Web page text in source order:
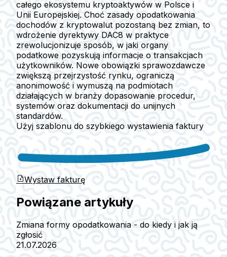
całego ekosystemu kryptoaktywów w Polsce i
Unii Europejskiej. Choć zasady opodatkowania
dochodów z kryptowalut pozostaną bez zmian, to
wdrożenie dyrektywy DAC8 w praktyce
zrewolucjonizuje sposób, w jaki organy
podatkowe pozyskują informacje o transakcjach
użytkowników. Nowe obowiązki sprawozdawcze
zwiększą przejrzystość rynku, ograniczą
anonimowość i wymuszą na podmiotach
działających w branży dopasowanie procedur,
systemów oraz dokumentacji do unijnych
standardów.
Użyj szablonu do szybkiego wystawienia faktury
Wystaw fakturę
Powiązane artykuły
Zmiana formy opodatkowania - do kiedy i jak ją
zgłosić
21.07.2026